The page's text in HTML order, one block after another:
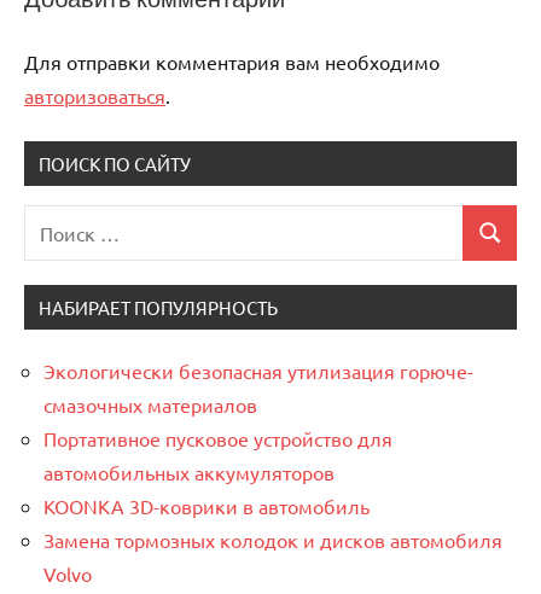
Для отправки комментария вам необходимо
авторизоваться
ПОИСК ПО САЙТУ
для:
Поиск
НАБИРАЕТ ПОПУЛЯРНОСТЬ
Экологически безопасная утилизация горюче-
смазочных материалов
Портативное пусковое устройство для
автомобильных аккумуляторов
KOONKA 3D-коврики в автомобиль
Замена тормозных колодок и дисков автомобиля
Volvo